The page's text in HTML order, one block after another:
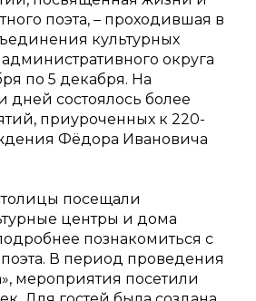
поэта, – проходившая в
культурных
округа
по 5 декабря. На
дней состоялось более
приуроченных к 220-
Фёдора Ивановича
посещали
центры и дома
познакомиться с
В период проведения
мероприятия посетили